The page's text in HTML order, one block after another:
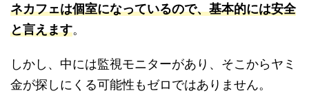
ネカフェは個室になっているので、基本的には安全
と言えます。
しかし、中には監視モニターがあり、そこからヤミ
金が探しにくる可能性もゼロではありません。